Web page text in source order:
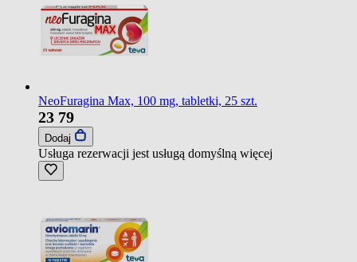
NeoFuragina Max, 100 mg, tabletki, 25 szt.
23 79
Dodaj
Usługa rezerwacji jest usługą domyślną więcej